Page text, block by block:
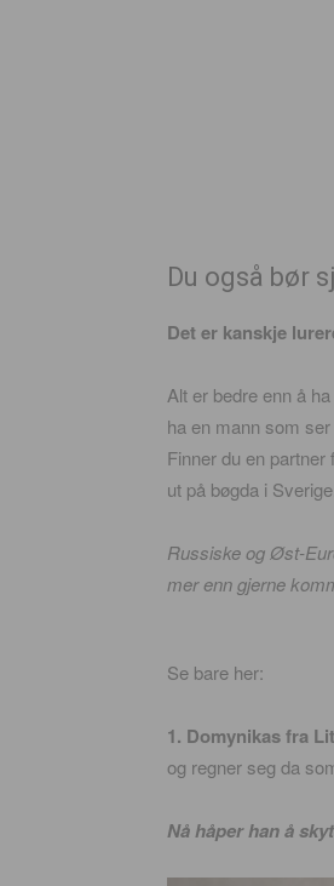
Du også bør
Det er kanskje
Alt er bedre enn å
ha en mann som
Finner du en
ut på bøgda i
Russiske og Øst-
mer enn gjerne
Se bare her:
1. Domynikas fra
og regner seg da
Nå håper han å